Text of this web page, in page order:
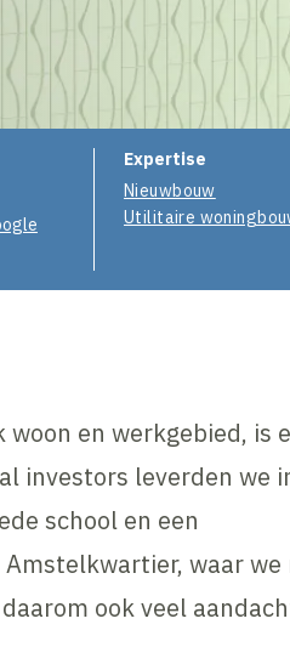
Expertise
Nieuwbouw
Utilitaire
en werkgebied, is
investors leverden we
school en een
waar we
ook veel